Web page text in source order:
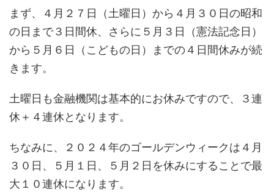
まず、４月２７日（土曜日）から４月３０日の昭和
の日まで３日間休、さらに５月３日（憲法記念日）
から５月６日（こどもの日）までの４日間休みが続
きます。
土曜日も金融機関は基本的にお休みですので、３連
休＋４連休となります。
ちなみに、２０２４年のゴールデンウィークは４月
３０日、５月１日、５月２日を休みにすることで最
大１０連休になります。